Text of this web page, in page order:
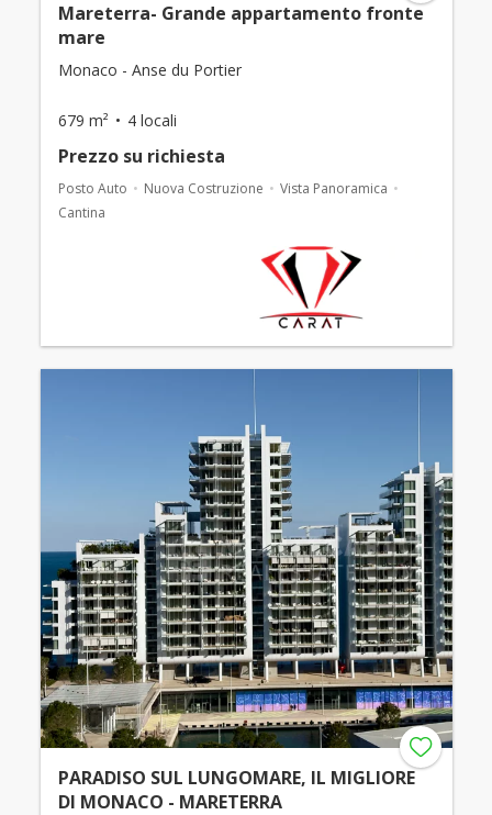
Mareterra- Grande appartamento fronte
mare
Monaco - Anse du Portier
679 m² 4 locali
Prezzo su richiesta
Posto Auto Nuova Costruzione
Vista Panoramica
Cantina
PARADISO SUL LUNGOMARE, IL MIGLIORE
DI MONACO - MARETERRA